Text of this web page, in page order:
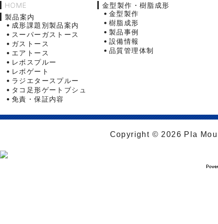
HOME
製品案内
成形課題別製品案内
スーパーガストース
ガストース
エアトース
レボスプルー
レボゲート
ラジエタースプルー
タコ足形ゲートブシュ
免責・保証内容
金型製作・樹脂成形
金型製作
樹脂成形
製品事例
設備情報
品質管理体制
Copyright © 2026 Pla